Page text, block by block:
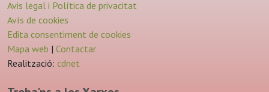
Avis legal i Política de privacitat
Avís de cookies
Edita consentiment de cookies
Mapa web | Contactar
Realització: cdnet